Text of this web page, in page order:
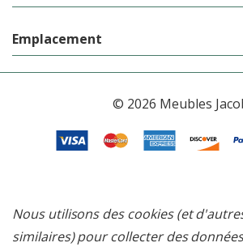
Emplacement
© 2026 Meubles
Nous utilisons des cookies (et
similaires) pour collecter des